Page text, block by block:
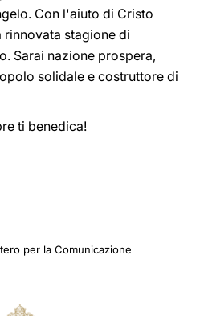
Con l'aiuto di Cristo
stagione di
Sarai nazione prospera,
solidale e costruttore di
ti benedica!
per la Comunicazione